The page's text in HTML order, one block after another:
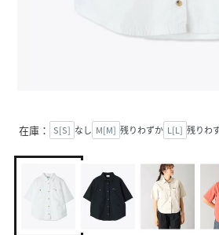
在庫： S[S] なし M[M] 残りわずか L[L] 残りわ